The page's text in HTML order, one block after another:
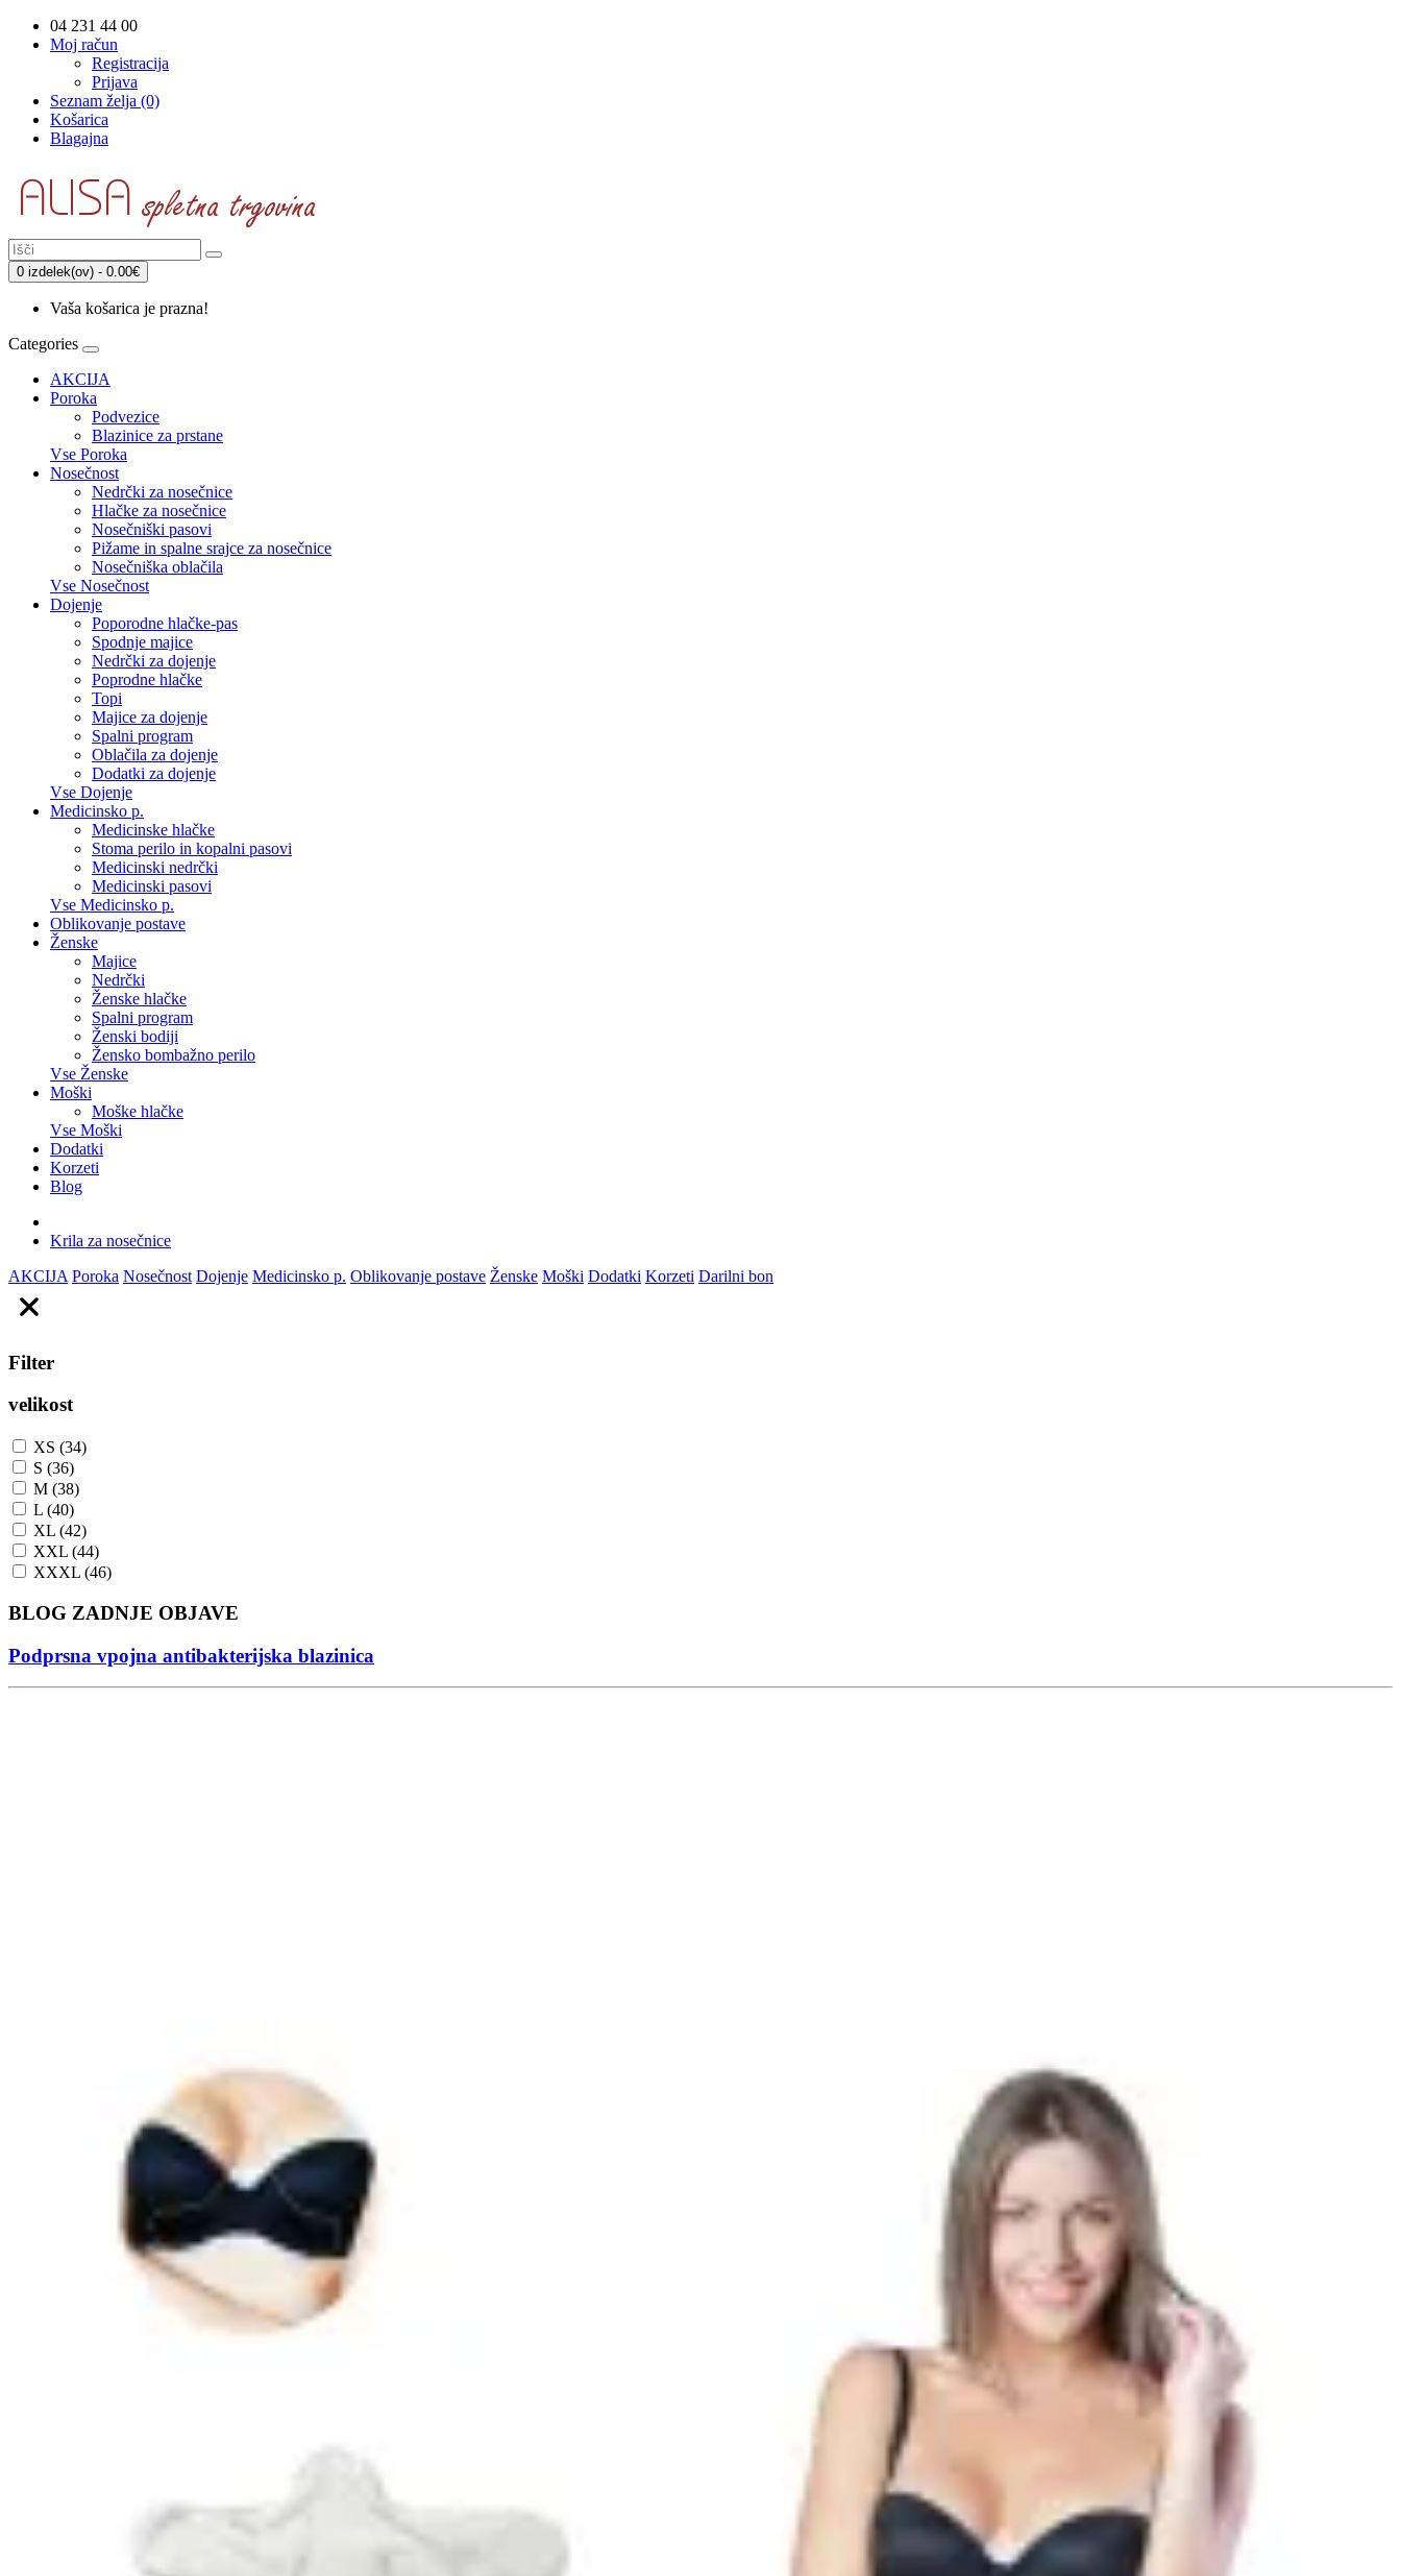
04 231 44 00
Moj račun
Registracija
Prijava
Seznam želja (0)
Košarica
Blagajna
0 izdelek(ov) - 0.00€
Vaša košarica je prazna!
Categories
AKCIJA
Poroka
Podvezice
Blazinice za prstane
Vse Poroka
Nosečnost
Nedrčki za nosečnice
Hlačke za nosečnice
Nosečniški pasovi
Pižame in spalne srajce za nosečnice
Nosečniška oblačila
Vse Nosečnost
Dojenje
Poporodne hlačke-pas
Spodnje majice
Nedrčki za dojenje
Poprodne hlačke
Topi
Majice za dojenje
Spalni program
Oblačila za dojenje
Dodatki za dojenje
Vse Dojenje
Medicinsko p.
Medicinske hlačke
Stoma perilo in kopalni pasovi
Medicinski nedrčki
Medicinski pasovi
Vse Medicinsko p.
Oblikovanje postave
Ženske
Majice
Nedrčki
Ženske hlačke
Spalni program
Ženski bodiji
Žensko bombažno perilo
Vse Ženske
Moški
Moške hlačke
Vse Moški
Dodatki
Korzeti
Blog
Krila za nosečnice
AKCIJA Poroka Nosečnost Dojenje Medicinsko p. Oblikovanje postave Ženske Moški Dodatki Korzeti Darilni bon
Filter
velikost
XS (34)
S (36)
M (38)
L (40)
XL (42)
XXL (44)
XXXL (46)
BLOG ZADNJE OBJAVE
Podprsna vpojna antibakterijska blazinica